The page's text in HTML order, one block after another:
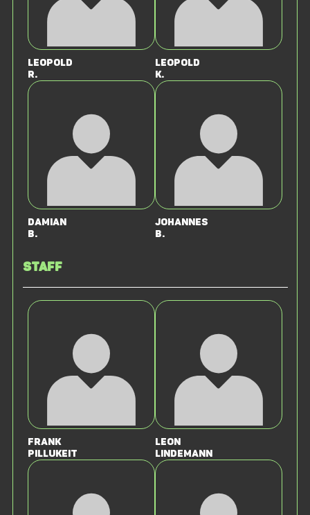
Leopold
R.
Leopold
K.
Damian
B.
Johannes
B.
Staff
Frank
Pillukeit
Leon
Lindemann